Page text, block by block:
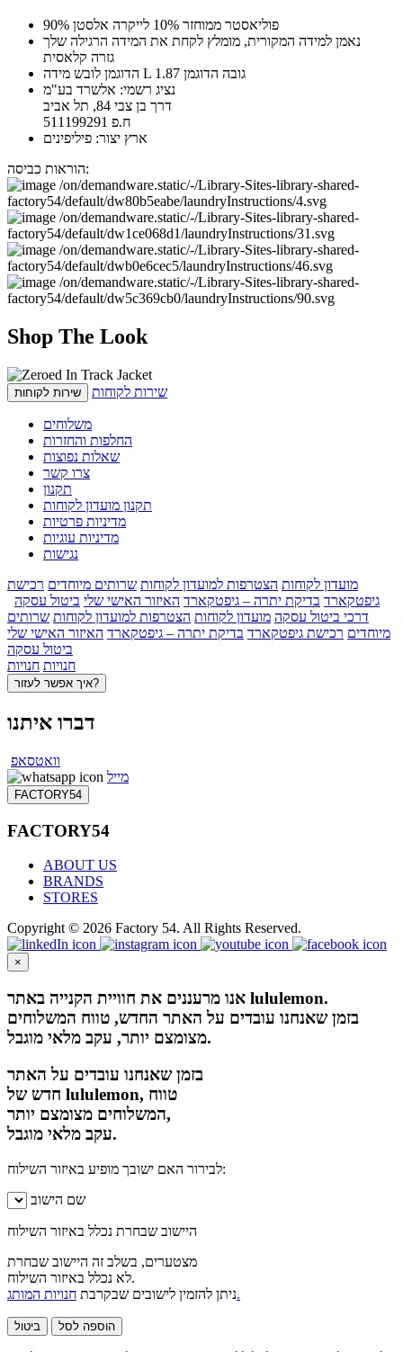
90% פוליאסטר ממוחזר 10% לייקרה אלסטן
נאמן למידה המקורית, מומלץ לקחת את המידה הרגילה שלך
גזרה קלאסית
הדוגמן לובש מידה L גובה הדוגמן 1.87
נציג רשמי: אלשרד בע"מ
דרך בן צבי 84, תל אביב
ח.פ 511199291
ארץ יצור: פיליפינים
הוראות כביסה:
Shop The Look
שירות לקוחות שירות לקוחות
משלוחים
החלפות והחזרות
שאלות נפוצות
צרו קשר
תקנון
תקנון מועדון לקוחות
מדיניות פרטיות
מדיניות עוגיות
נגישות
מועדון לקוחות הצטרפות למועדון לקוחות שרותים מיוחדים רכישת
גיפטקארד בדיקת יתרה – גיפטקארד האיזור האישי שלי ביטול עסקה
דרכי ביטול עסקה מועדון לקוחות הצטרפות למועדון לקוחות שרותים
מיוחדים רכישת גיפטקארד בדיקת יתרה – גיפטקארד האיזור האישי שלי
ביטול עסקה
חנויות חנויות
איך אפשר לעזור?
דברו איתנו
וואטסאפ
מייל
FACTORY54
FACTORY54
ABOUT US
BRANDS
STORES
Copyright © 2026 Factory 54. All Rights Reserved.
×
אנו מרעננים את חוויית הקנייה באתר lululemon.
בזמן שאנחנו עובדים על האתר החדש, טווח המשלוחים
מצומצם יותר, עקב מלאי מוגבל.
בזמן שאנחנו עובדים על האתר
חדש של lululemon, טווח
המשלוחים מצומצם יותר,
עקב מלאי מוגבל.
לבירור האם ישובך מופיע באיזור השילוח:
שם הישוב
היישוב שבחרת נכלל באיזור השילוח
מצטערים, בשלב זה היישוב שבחרת
לא נכלל באיזור השילוח.
ניתן להזמין לישובים שבקרבתחנויות המותג.
ביטול הוספה לסל